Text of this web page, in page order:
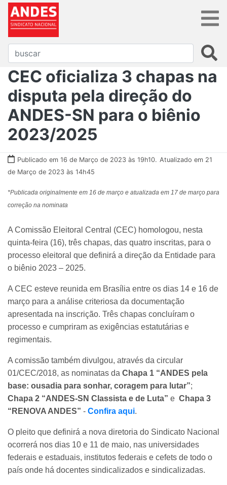
CEC oficializa 3 chapas na
disputa pela direção do
ANDES-SN para o biênio
2023/2025
Publicado em 16 de Março de 2023 às 19h10. Atualizado em 21
de Março de 2023 às 14h45
*Publicada originalmente em 16 de março e atualizada em 17 de março para
correção na nominata
A Comissão Eleitoral Central (CEC) homologou, nesta
quinta-feira (16), três chapas, das quatro inscritas, para o
processo eleitoral que definirá a direção da Entidade para
o biênio 2023 – 2025.
A CEC esteve reunida em Brasília entre os dias 14 e 16 de
março para a análise criteriosa da documentação
apresentada na inscrição. Três chapas concluíram o
processo e cumpriram as exigências estatutárias e
regimentais.
A comissão também divulgou, através da circular
01/CEC/2018, as nominatas da Chapa 1 “ANDES pela
base: ousadia para sonhar, coragem para lutar”;
Chapa 2 “ANDES-SN Classista e de Luta” e Chapa 3
“RENOVA ANDES” - Confira aqui.
O pleito que definirá a nova diretoria do Sindicato Nacional
ocorrerá nos dias 10 e 11 de maio, nas universidades
federais e estaduais, institutos federais e cefets de todo o
país onde há docentes sindicalizados e sindicalizadas.